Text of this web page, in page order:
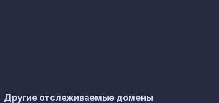
Другие отслеживаемые домены